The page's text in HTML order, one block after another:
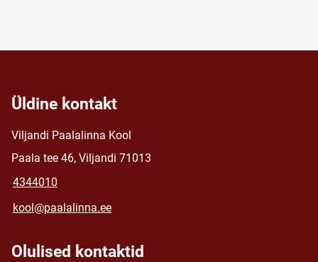
Üldine kontakt
Viljandi Paalalinna Kool
Paala tee 46, Viljandi 71013
4344010
kool@paalalinna.ee
Olulised kontaktid